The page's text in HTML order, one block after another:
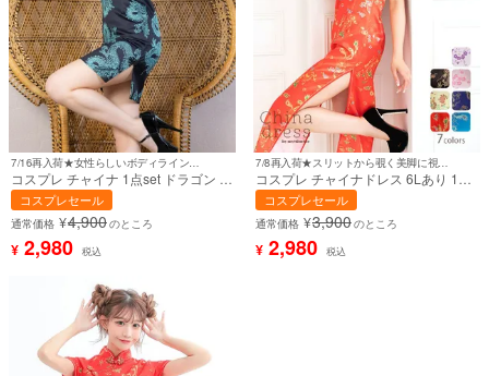
コスプレ チャイナ 1点set ドラゴン プ
リント ボディコン 体型カバー タイト
(ドレス)【ハロウィン】[tk-hw5721a]
コスプレセール
通常価格 ¥4,900のところ
¥ 2,980 税込
コスプレ チャイナドレス 6Lあり 1点
set 刺繍デザイン サイドスリット タ
イト ロング丈 プチプラ (チャイナ服)
【ハロウィン】[th-hwj3096]
コスプレセール
通常価格 ¥3,900のところ
¥ 2,980 税込